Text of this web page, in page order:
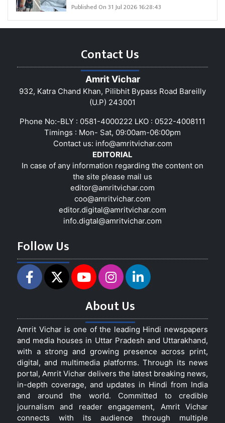
Published On 31 Jul 2026 16:28:43
Contact Us
Amrit Vichar
932, Katra Chand Khan, Pilibhit Bypass Road Bareilly
(U.P) 243001
Phone No:-BLY : 0581-4000222 LKO : 0522-4008111
Timings : Mon- Sat, 09:00am-06:00pm
Contact us: info@amritvichar.com
EDITORIAL
In case of any information regarding the content on
the site please mail us
editor@amritvichar.com
coo@amritvichar.com
editor.digital@amritvichar.com
info.digtal@amritvichar.com
Follow Us
About Us
Amrit Vichar is one of the leading Hindi newspapers
and media houses in Uttar Pradesh and Uttarakhand,
with a strong and growing presence across print,
digital, and multimedia platforms. Through its news
portal, Amrit Vichar delivers the latest breaking news,
in-depth coverage, and updates in Hindi from India
and around the world. Committed to credible
journalism and reader engagement, Amrit Vichar
connects with its audience through multiple